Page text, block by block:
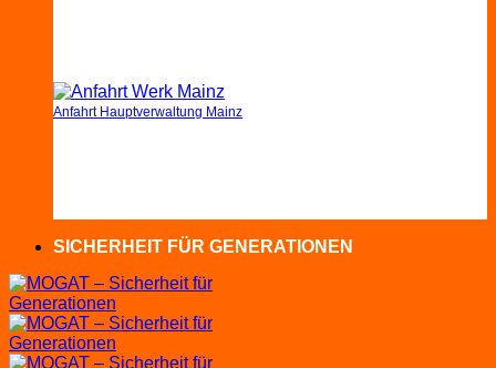
Anfahrt Hauptverwaltung Mainz
SICHERHEIT FÜR GENERATIONEN